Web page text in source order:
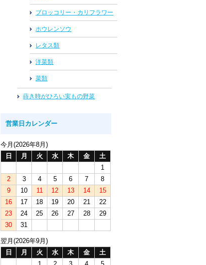
ブロッコリー・カリフラワー
ホウレンソウ
レタス類
洋菜類
菜類
蒔き時がひろい実もの野菜
営業日カレンダー
今月(2026年8月)
日
月 火 水 木 金
土
1
2
3 4 5 6 7
8
9
10 11 12 13 14
15
16
17 18 19 20 21
22
23
24 25 26 27 28
29
30
31
翌月(2026年9月)
日
月 火 水 木 金
土